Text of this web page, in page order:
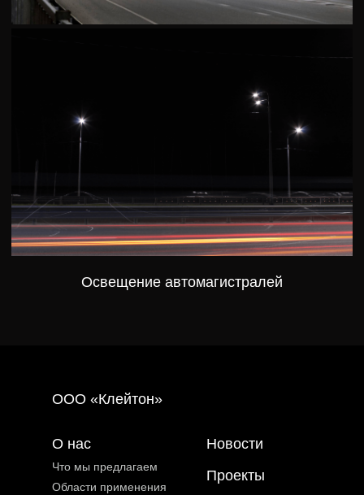
Освещение автомагистралей
О нас
Области применения
Что мы предлагаем
ООО «Клейтон»
Новости
Проекты